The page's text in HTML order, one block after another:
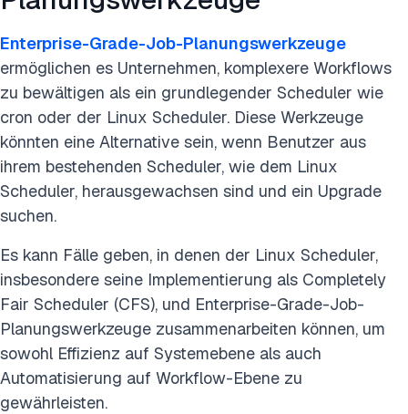
Enterprise-Grade-Job-Planungswerkzeuge
ermöglichen es Unternehmen, komplexere Workflows
zu bewältigen als ein grundlegender Scheduler wie
cron oder der Linux Scheduler. Diese Werkzeuge
könnten eine Alternative sein, wenn Benutzer aus
ihrem bestehenden Scheduler, wie dem Linux
Scheduler, herausgewachsen sind und ein Upgrade
suchen.
Es kann Fälle geben, in denen der Linux Scheduler,
insbesondere seine Implementierung als Completely
Fair Scheduler (CFS), und Enterprise-Grade-Job-
Planungswerkzeuge zusammenarbeiten können, um
sowohl Effizienz auf Systemebene als auch
Automatisierung auf Workflow-Ebene zu
gewährleisten.